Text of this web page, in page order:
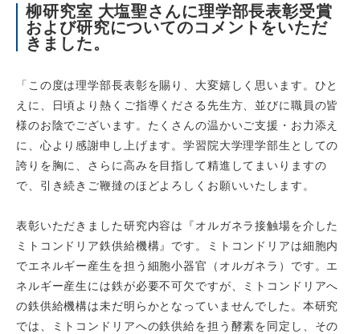
柳研究室 大塩聖さんに理学部長表彰受賞
および研究についてのコメントをいただ
きました。
「 この度は理学部長表彰を賜り、大変嬉しく思います。ひと
えに、日頃より熱くご指導くださる先生方、並びに職員の皆
様のお陰でございます。たくさんの温かいご支援・お力添え
に、心より感謝申し上げます。学習院大学理学部生としての
誇 りを胸に、さらに高みを目指して精進してまいりますの
で、引き続きご鞭撻のほ どよろしくお願いいたします。
表彰いただきました研究内容は『オルガネラ接触場を介した
ミトコンドリア鉄供給機構』です。ミトコンドリアは細胞内
でエネルギー産生を担う細胞小器官（オルガネラ）です。エ
ネルギー産生には鉄が必要不可欠ですが、ミトコンドリアへ
の鉄供給機構は未だ明らかとなっていませんでした。本研究
では、ミトコンドリ アへの鉄供給を担う酵素を同定し、その